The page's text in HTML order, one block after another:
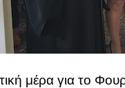
μέρα για το